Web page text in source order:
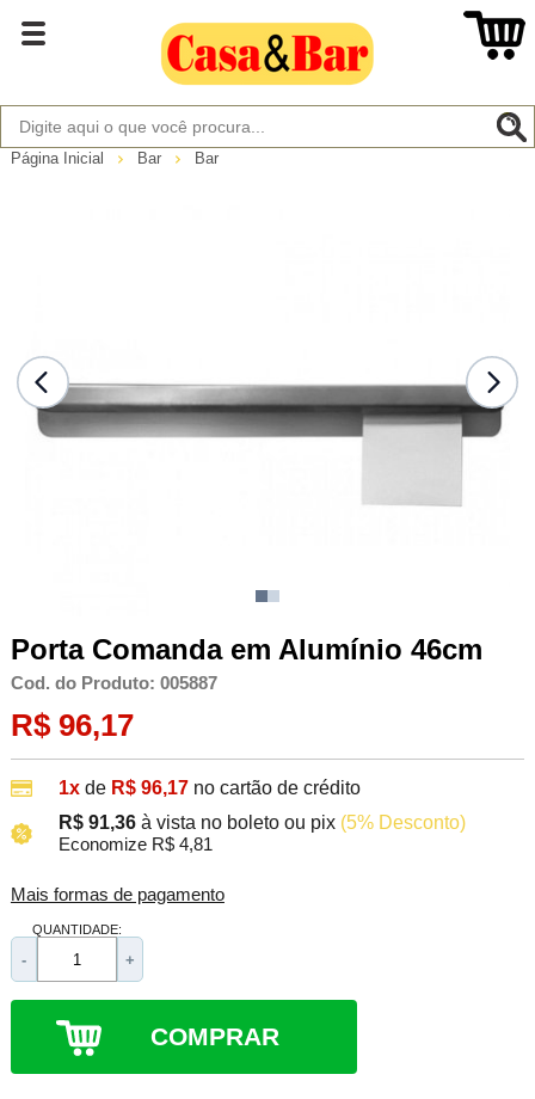
Página Inicial Bar Bar
Porta Comanda em Alumínio 46cm
Cod. do Produto: 005887
R$ 96,17
1xde R$ 96,17 no cartão de crédito
R$ 91,36 à vista no boleto ou pix (5% Desconto)
Economize R$ 4,81
Mais formas de pagamento
QUANTIDADE:
- +
COMPRAR